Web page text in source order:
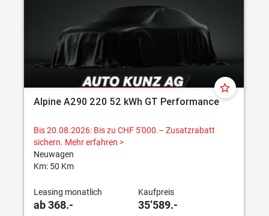
star_border
Alpine A290 220 52 kWh GT Performance
Bis 20.08.2026: Bis zu CHF 5'000.– Zusatzrabatt
sichern. Mehr erfahren >
Neuwagen
Km: 50 Km
Leasing monatlich
ab 368.-
Kaufpreis
35’589.-